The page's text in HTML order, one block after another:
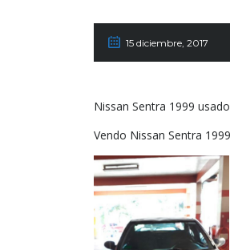
15 diciembre, 2017
Nissan Sentra 1999
Vendo Nissan Sentra